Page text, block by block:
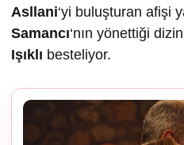
Asllani‘yi buluşturan afişi
Samancı‘nın yönettiği
Işıklı besteliyor.